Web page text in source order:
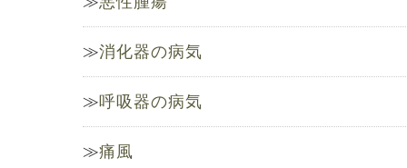
消化器の病気
呼吸器の病気
痛風